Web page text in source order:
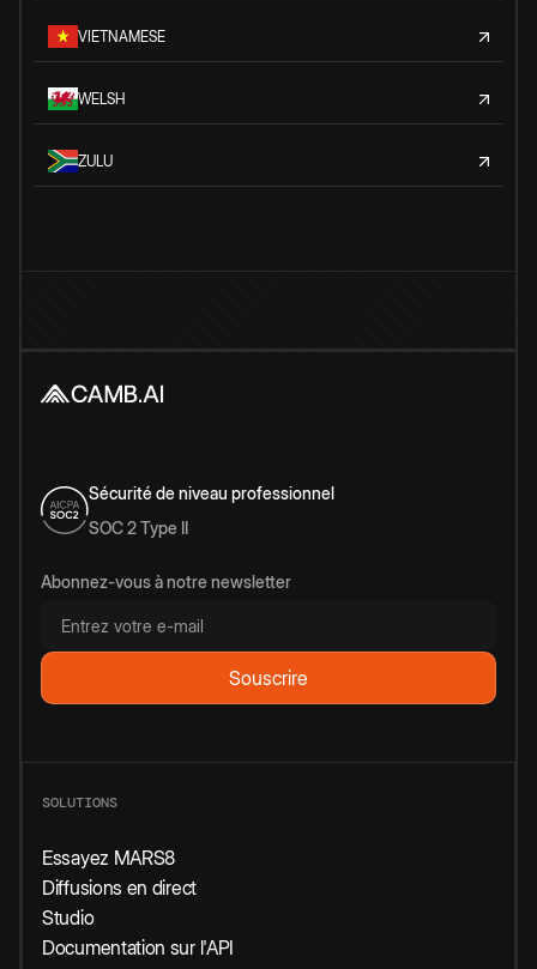
VIETNAMESE
WELSH
ZULU
Sécurité de niveau professionnel
SOC 2 Type II
Abonnez-vous à notre newsletter
SOLUTIONS
Essayez MARS8
Diffusions en direct
Studio
Documentation sur l'API